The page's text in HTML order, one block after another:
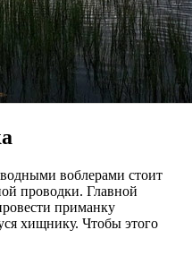
воблерами стоит
проводки. Главной
приманку
хищнику. Чтобы этого